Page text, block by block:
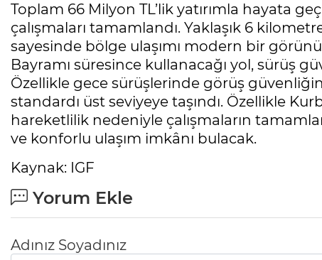
Toplam 66 Milyon TL’lik yatırımla hayata
çalışmaları tamamlandı. Yaklaşık 6
sayesinde bölge ulaşımı modern bir
Bayramı süresince kullanacağı yol, sürüş
Özellikle gece sürüşlerinde görüş
standardı üst seviyeye taşındı. Özellikle
hareketlilik nedeniyle çalışmaların
ve konforlu ulaşım imkânı bulacak.
Kaynak: IGF
Yorum Ekle
Adınız Soyadınız